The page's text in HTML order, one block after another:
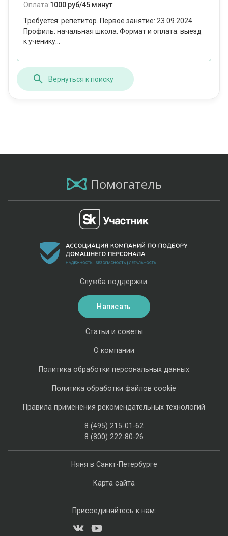
Оплата:1000 руб/45 минут
Требуется: репетитор. Первое занятие: 23.09.2024.
Профиль: начальная школа. Формат и оплата: выезд
к ученику...
Вернуться к поиску
Помогатель
Няня в Санкт-Петербурге
Карта сайта
Статьи и советы
О компании
Политика обработки персональных данных
Политика обработки файлов cookie
Правила применения рекомендательных технологий
8 (495) 215-01-62
8 (800) 222-80-26
Служба поддержки:
Написать
Присоединяйтесь к нам: